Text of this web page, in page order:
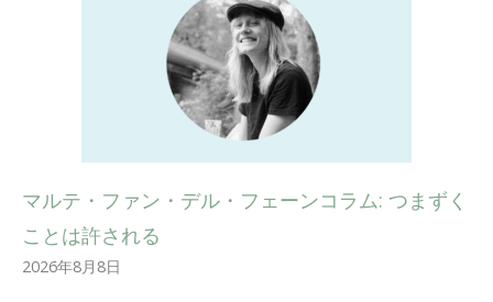
マルテ・ファン・デル・フェーンコラム: つまずく
ことは許される
2026年8月8日